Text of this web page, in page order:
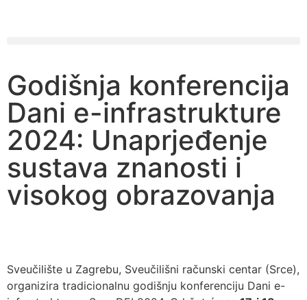
Godišnja konferencija
Dani e-infrastrukture
2024: Unaprjeđenje
sustava znanosti i
visokog obrazovanja
Sveučilište u Zagrebu, Sveučilišni računski centar (Srce),
organizira tradicionalnu godišnju konferenciju Dani e-